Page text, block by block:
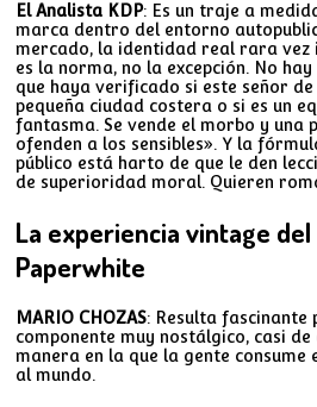
El Analista KDP: Es un traje a
marca dentro del entorno
mercado, la identidad real rara vez
es la norma, no la excepción. No
que haya verificado si este señor
pequeña ciudad costera o si es un
fantasma. Se vende el morbo y una
ofenden a los sensibles». Y la
público está harto de que le den
de superioridad moral. Quieren
La experiencia vintage del
Paperwhite
MARIO CHOZAS: Resulta fascinante
componente muy nostálgico, casi
manera en la que la gente consume
al mundo.